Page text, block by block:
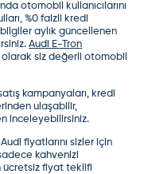
otomobil kullanıcılarını
%0 faizli kredi
aylık güncellenen
Audi E-Tron
olarak siz değerli otomobil
kampanyaları, kredi
ulaşabilir,
inceleyebilirsiniz.
Audi fiyatlarını sizler için
kahvenizi
ücretsiz fiyat teklifi